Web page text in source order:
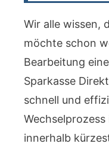
Wir alle wissen,
möchte schon
Bearbeitung
Sparkasse
schnell und
innerhalb